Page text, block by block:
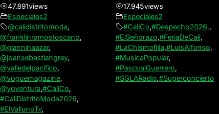
47.891views
Especiales2
@calidistritomoda,
@franklinramostoscano,
@gianninaazar,
@joansebastiangrey,
@valledelpacifico,
@voguemagazine,
@yoventura,#CaliCo,
#CaliDistritoModa2026,
#ElVallunoTv,
17.945views
Especiales2
#CaliCo,#Despecho2026.,
#ElSeñorazo,#FeriaDeCali,
#LaChismofilia,#LuisAlfonso,
#MusicaPopular,
#PascualGuerrero,
#SGLARadio,#Superconcierto